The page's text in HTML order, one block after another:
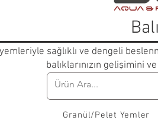
yemleriyle sağlıklı ve dengeli
balıklarınızın gelişimini
Granül/Pelet Yemler